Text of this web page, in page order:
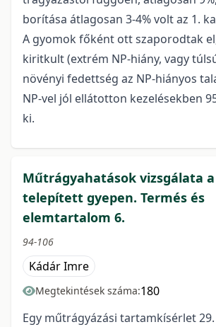
borítása átlagosan 3-4% volt az 1.
A gyomok főként ott szaporodtak
kiritkult (extrém NP-hiány, vagy
növényi fedettség az NP-hiányos
NP-vel jól ellátotton kezelésekben
ki.
Műtrágyahatások vizsgálata a
telepített gyepen. Termés és
elemtartalom 6.
94-106
Kádár Imre
Megtekintések száma:180
Egy műtrágyázási tartamkísérlet